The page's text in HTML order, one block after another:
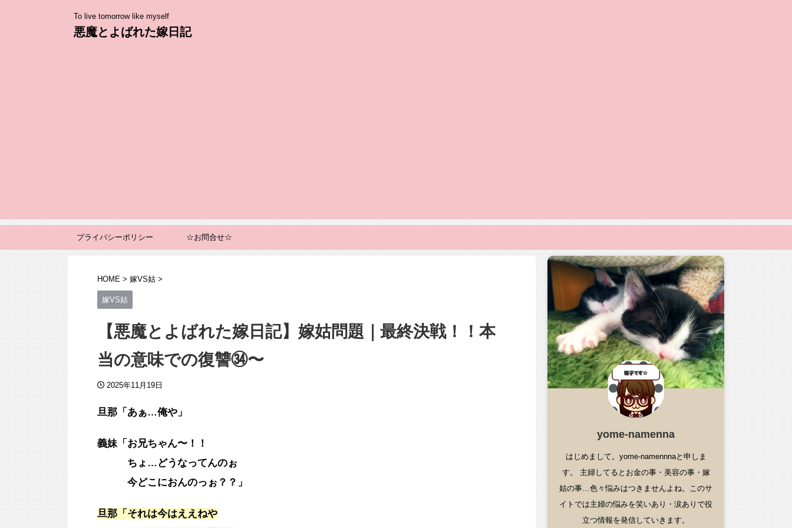
To live tomorrow like myself
悪魔とよばれた嫁日記
プライバシーポリシー ☆お問合せ☆
HOME > 嫁VS姑 >
嫁VS姑
【悪魔とよばれた嫁日記】嫁姑問題｜最終決戦！！本
当の意味での復讐㉞〜
2025年11月19日
旦那「あぁ…俺や」
義妹「お兄ちゃん〜！！
ちょ…どうなってんのぉ
今どこにおんのっぉ？？」
旦那「それは今はええねや
yome-namenna
はじめまして。yome-namennnaと申しま
す。 主婦してるとお金の事・美容の事・嫁
姑の事…色々悩みはつきませんよね。このサ
イトでは主婦の悩みを笑いあり・涙ありで役
立つ情報を発信していきます。